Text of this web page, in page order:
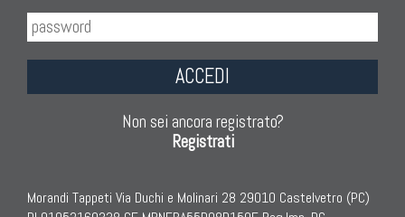
ACCEDI
Non sei ancora registrato?
Registrati
Morandi Tappeti Via Duchi e Molinari 28 29010 Castelvetro (PC)